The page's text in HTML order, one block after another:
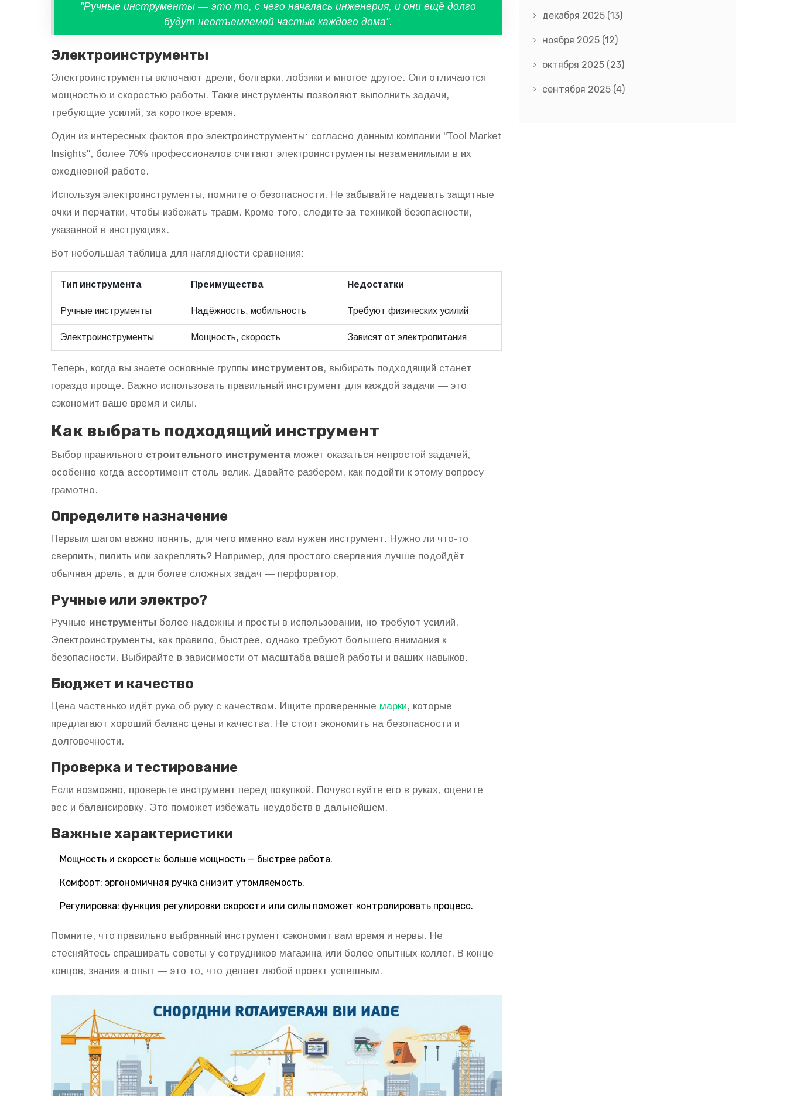
"Ручные инструменты — это то, с чего началась инженерия, и они ещё долго
будут неотъемлемой частью каждого дома".
Электроинструменты
Электроинструменты включают дрели, болгарки, лобзики и многое другое. Они отличаются
мощностью и скоростью работы. Такие инструменты позволяют выполнить задачи,
требующие усилий, за короткое время.
Один из интересных фактов про электроинструменты: согласно данным компании "Tool Market
Insights", более 70% профессионалов считают электроинструменты незаменимыми в их
ежедневной работе.
Используя электроинструменты, помните о безопасности. Не забывайте надевать защитные
очки и перчатки, чтобы избежать травм. Кроме того, следите за техникой безопасности,
указанной в инструкциях.
Вот небольшая таблица для наглядности сравнения:
Тип инструмента Преимущества Недостатки
Ручные инструменты Надёжность, мобильность Требуют физических усилий
Электроинструменты Мощность, скорость Зависят от электропитания
Теперь, когда вы знаете основные группы инструментов, выбирать подходящий станет
гораздо проще. Важно использовать правильный инструмент для каждой задачи — это
сэкономит ваше время и силы.
Как выбрать подходящий инструмент
Выбор правильного строительного инструментаможет оказаться непростой задачей,
особенно когда ассортимент столь велик. Давайте разберём, как подойти к этому вопросу
грамотно.
Определите назначение
Первым шагом важно понять, для чего именно вам нужен инструмент. Нужно ли что-то
сверлить, пилить или закреплять? Например, для простого сверления лучше подойдёт
обычная дрель, а для более сложных задач — перфоратор.
Ручные или электро?
Ручные инструменты более надёжны и просты в использовании, но требуют усилий.
Электроинструменты, как правило, быстрее, однако требуют большего внимания к
безопасности. Выбирайте в зависимости от масштаба вашей работы и ваших навыков.
Бюджет и качество
Цена частенько идёт рука об руку с качеством. Ищите проверенные марки, которые
предлагают хороший баланс цены и качества. Не стоит экономить на безопасности и
долговечности.
Проверка и тестирование
Если возможно, проверьте инструмент перед покупкой. Почувствуйте его в руках, оцените
вес и балансировку. Это поможет избежать неудобств в дальнейшем.
Важные характеристики
Мощность и скорость: больше мощность — быстрее работа.
Комфорт: эргономичная ручка снизит утомляемость.
Регулировка: функция регулировки скорости или силы поможет контролировать процесс.
Помните, что правильно выбранный инструмент сэкономит вам время и нервы. Не
стесняйтесь спрашивать советы у сотрудников магазина или более опытных коллег. В конце
концов, знания и опыт — это то, что делает любой проект успешным.
декабря 2025 (13)
ноября 2025 (12)
октября 2025 (23)
сентября 2025 (4)